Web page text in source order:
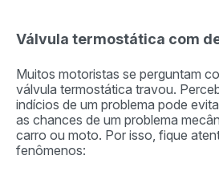
Válvula termostática com
Muitos motoristas se perguntam
válvula termostática travou.
indícios de um problema pode
as chances de um problema
carro ou moto. Por isso, fique
fenômenos: